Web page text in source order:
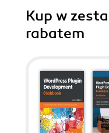
Kup w
rabatem